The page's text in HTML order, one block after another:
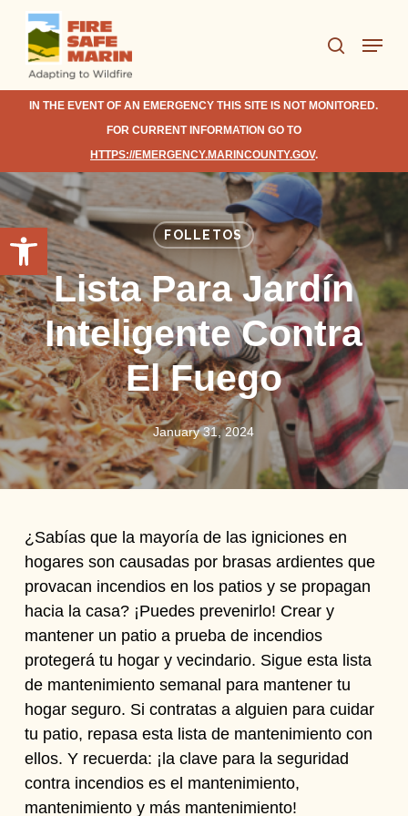
Open toolbar
Skip
main
content
search
Menu
IN THE EVENT OF AN EMERGENCY THIS SITE IS NOT MONITORED.
FOR CURRENT INFORMATION GO TO
HTTPS://EMERGENCY.MARINCOUNTY.GOV.
FOLLETOS
Lista Para Jardín
Inteligente Contra
El Fuego
January 31, 2024
¿Sabías que la mayoría de las igniciones en
hogares son causadas por brasas ardientes que
provacan incendios en los patios y se propagan
hacia la casa? ¡Puedes prevenirlo! Crear y
mantener un patio a prueba de incendios
protegerá tu hogar y vecindario. Sigue esta lista
de mantenimiento semanal para mantener tu
hogar seguro. Si contratas a alguien para cuidar
tu patio, repasa esta lista de mantenimiento con
ellos. Y recuerda: ¡la clave para la seguridad
contra incendios es el mantenimiento,
mantenimiento y más mantenimiento!
Close